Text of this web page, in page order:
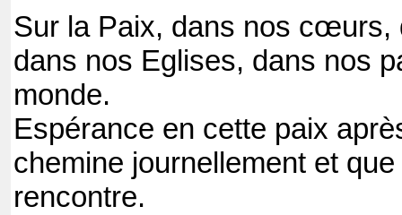
Sur la Paix, dans nos cœurs,
dans nos Eglises, dans nos
monde.
Espérance en cette paix
chemine journellement et
rencontre.